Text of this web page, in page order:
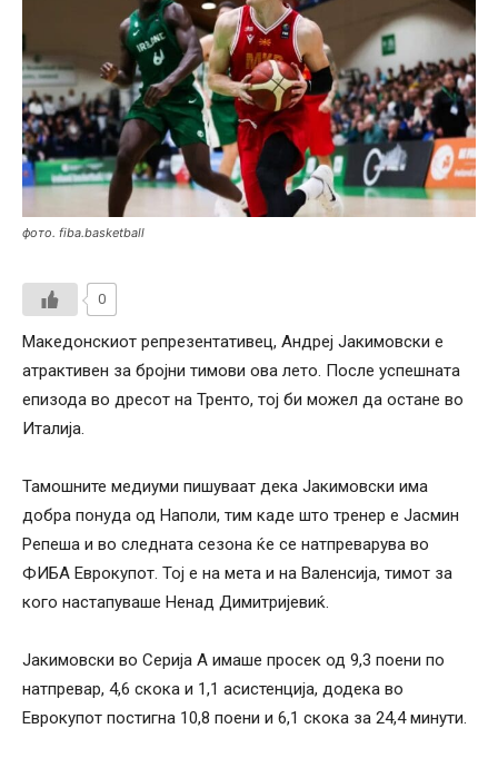
фото. fiba.basketball
0
Македонскиот репрезентативец, Андреј Јакимовски е
атрактивен за бројни тимови ова лето. После успешната
епизода во дресот на Тренто, тој би можел да остане во
Италија.
Тамошните медиуми пишуваат дека Јакимовски има
добра понуда од Наполи, тим каде што тренер е Јасмин
Репеша и во следната сезона ќе се натпреварува во
ФИБА Еврокупот. Тој е на мета и на Валенсија, тимот за
кого настапуваше Ненад Димитријевиќ.
Јакимовски во Серија А имаше просек од 9,3 поени по
натпревар, 4,6 скока и 1,1 асистенција, додека во
Еврокупот постигна 10,8 поени и 6,1 скока за 24,4 минути.